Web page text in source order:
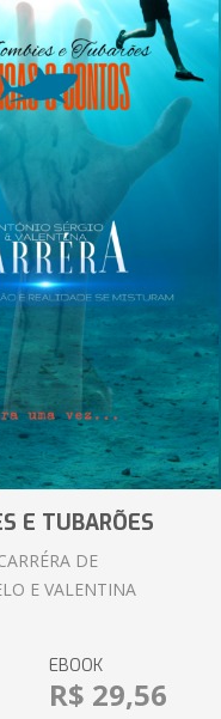
E TUBARÕES
DE
E VALENTINA
EBOOK
R$ 29,56